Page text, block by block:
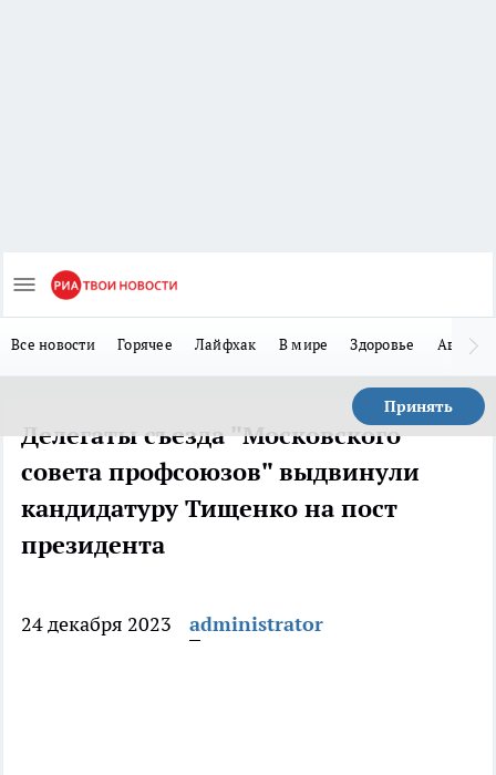
Все новости Горячее Лайфхак В мире Здоровье Авто
Принять
Делегаты съезда "Московского
совета профсоюзов" выдвинули
кандидатуру Тищенко на пост
президента
24 декабря 2023 administrator